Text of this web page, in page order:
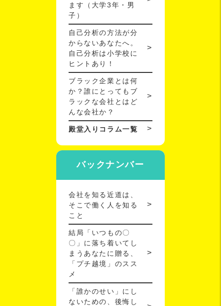
ます（大学3年・男
子）
自己分析の方法が分
からないあなたへ。
自己分析は小学校に
ヒントあり！
ブラック企業とは何
か？誰にとってもブ
ラックな会社とはど
んな会社か？
殿堂入りコラム一覧
バックナンバー
会社を知る近道は、
そこで働く人を知る
こと
結局「いつもの〇
〇」に落ち着いてし
まうあなたに贈る、
「プチ越境」のスス
メ
「誰かのせい」にし
ないための、後悔し